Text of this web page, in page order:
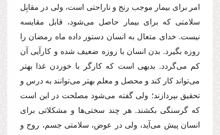
امر براى بیمار موجب رنج و ناراحتى است، ولى در مقابِل
سلامتى كه براى بیمار حاصل مى‌شود، قابل مقایسه
نیست. خداى متعال به انسان دستور داده ماه رمضان را
روزه بگیرد. بدن انسان با روزه ضعیف شده و كارآیى آن
كم مى‌گردد. بدیهى است كه كارگر با خوردن غذا بهتر
مى‌تواند كار كند و محصل و معلم بهتر مى‌توانند به درس و
تحقیق بپردازند؛ ولى گفته مى‌شود مصلحت در این است
كه گرسنگى بكشند. هر چند سختى‌ها و مشكلاتى براى
انسان پیش مى‌آید، ولى در عوض، سلامتى جسم، روح و